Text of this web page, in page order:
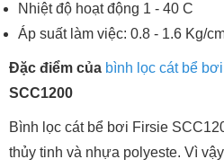
Nhiệt độ hoạt động 1 - 40 C
Áp suất làm việc: 0.8 - 1.6 Kg/
Đặc điểm của bình lọc cát bể bơi
SCC1200
Bình lọc cát bể bơi Firsie
thủy tinh và nhựa polyeste. Vì